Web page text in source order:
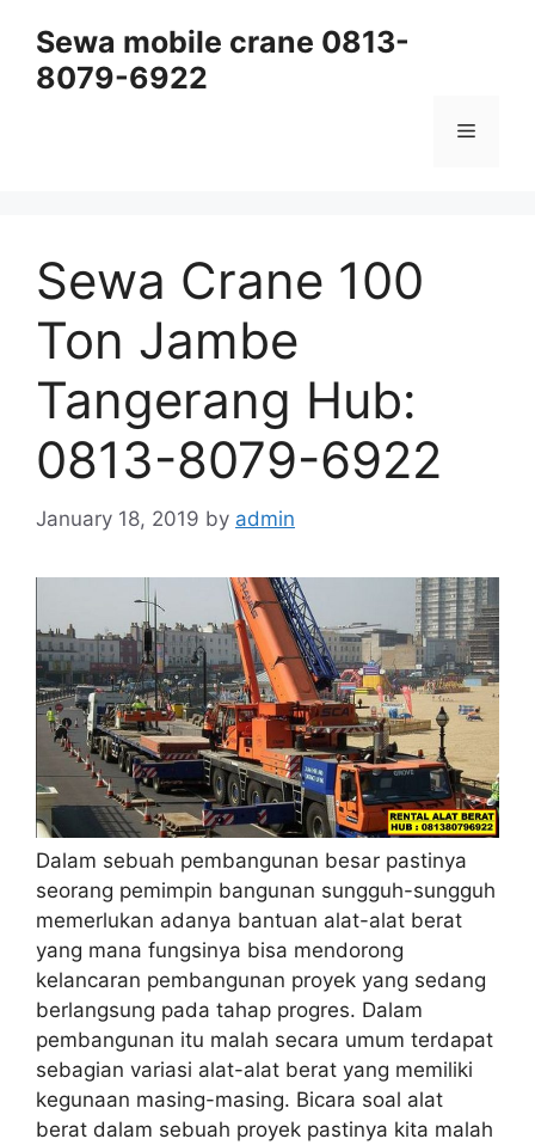
content
Sewa mobile crane 0813-
8079-6922
Menu
Sewa Crane 100
Ton Jambe
Tangerang Hub:
0813-8079-6922
January 18, 2019 by admin
Dalam sebuah pembangunan besar pastinya
seorang pemimpin bangunan sungguh-sungguh
memerlukan adanya bantuan alat-alat berat
yang mana fungsinya bisa mendorong
kelancaran pembangunan proyek yang sedang
berlangsung pada tahap progres. Dalam
pembangunan itu malah secara umum terdapat
sebagian variasi alat-alat berat yang memiliki
kegunaan masing-masing. Bicara soal alat
berat dalam sebuah proyek pastinya kita malah